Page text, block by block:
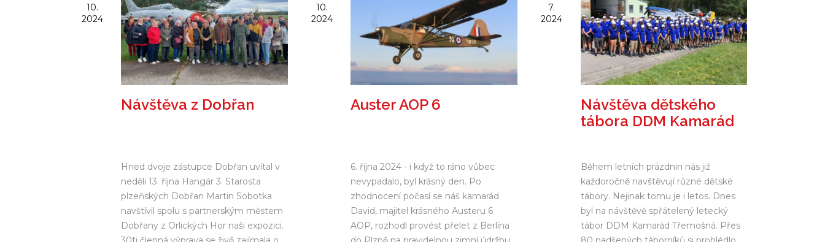
Návštěva z Dobřan
Hned dvoje zástupce Dobřan uvítal v
neděli 13. října Hangár 3. Starosta
plzeňských Dobřan Martin Sobotka
navštívil spolu s partnerským městem
Dobřany z Orlických Hor naši expozici.
30ti členná výprava se živě zajímala o
10.
2024
Auster AOP 6
6. října 2024 - i když to ráno vůbec
nevypadalo, byl krásný den. Po
zhodnocení počasí se náš kamarád
David, majitel krásného Austeru 6
AOP, rozhodl provést přelet z Berlína
do Plzně na pravidelnou zimní údržbu.
10.
2024
Návštěva dětského
tábora DDM Kamarád
Během letních prázdnin nás již
každoročně navštěvují různé dětské
tábory. Nejinak tomu je i letos. Dnes
byl na návštěvě spřátelený letecký
tábor DDM Kamarád Třemošná. Přes
80 nadšených táborníků si prohlédlo
7.
2024